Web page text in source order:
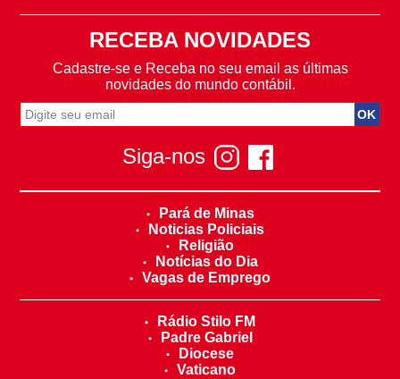
RECEBA NOVIDADES
Cadastre-se e Receba no seu email as últimas
novidades do mundo contábil.
Siga-nos
Pará de Minas
Noticias Policiais
Religião
Notícias do Dia
Vagas de Emprego
Rádio Stilo FM
Padre Gabriel
Diocese
Vaticano